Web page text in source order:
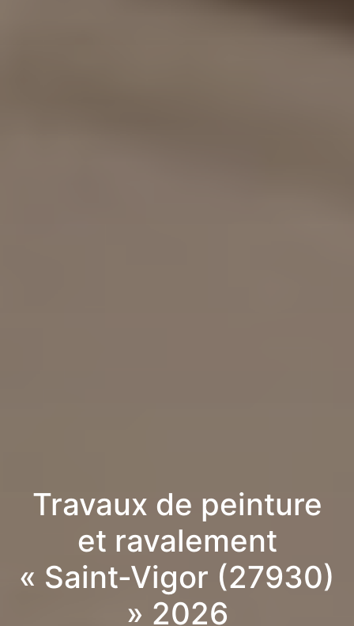
Travaux de peinture
et ravalement
« Saint-Vigor (27930)
» 2026